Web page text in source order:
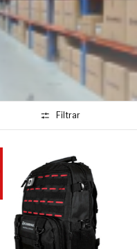
Filtrar